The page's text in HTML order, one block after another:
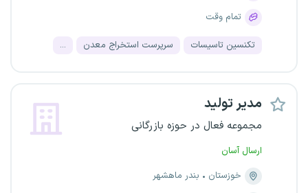
تمام وقت
تکنسین تاسیسات سرپرست استخراج معدن ...
مدیر تولید
مجموعه فعال در حوزه بازرگانی
ارسال آسان
خوزستان
بندر ماهشهر